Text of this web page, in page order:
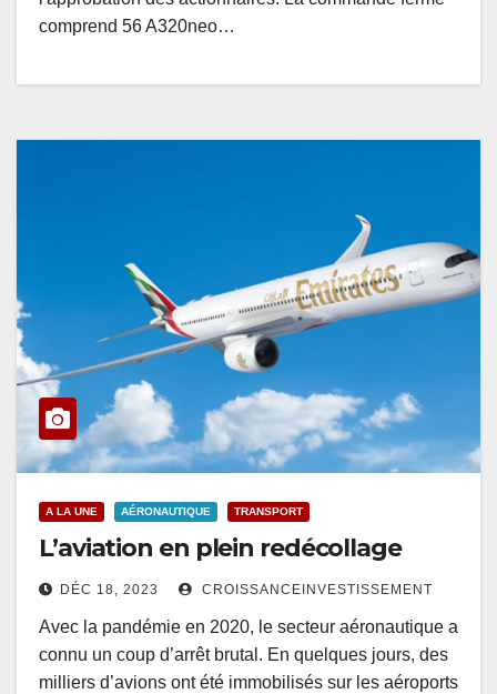
comprend 56 A320neo…
A LA UNE AÉRONAUTIQUE TRANSPORT
L’aviation en plein redécollage
DÉC 18, 2023 CROISSANCEINVESTISSEMENT
Avec la pandémie en 2020, le secteur aéronautique a
connu un coup d’arrêt brutal. En quelques jours, des
milliers d’avions ont été immobilisés sur les aéroports